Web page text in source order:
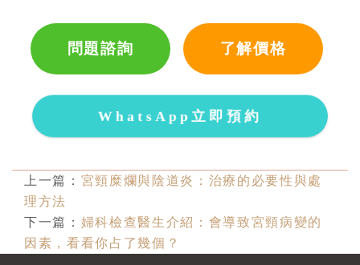
問題諮詢 了解價格
WhatsApp立即預約
上一篇： 宮頸糜爛與陰道炎：治療的必要性與處
理方法
下一篇： 婦科檢查醫生介紹：會導致宮頸病變的
因素，看看你占了幾個？